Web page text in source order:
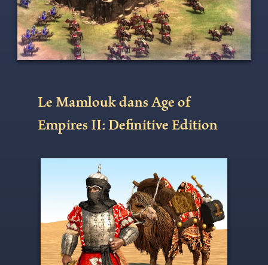
Le Mamlouk dans Age of
Empires II: Definitive Edition